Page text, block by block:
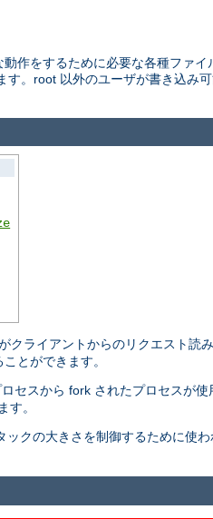
作をするために必要な各種ファ
す。root 以外のユーザが書き込み
クライアントからのリクエスト読
とができます。
セスから fork されたプロセスが
す。
クの大きさを制御するために使わ